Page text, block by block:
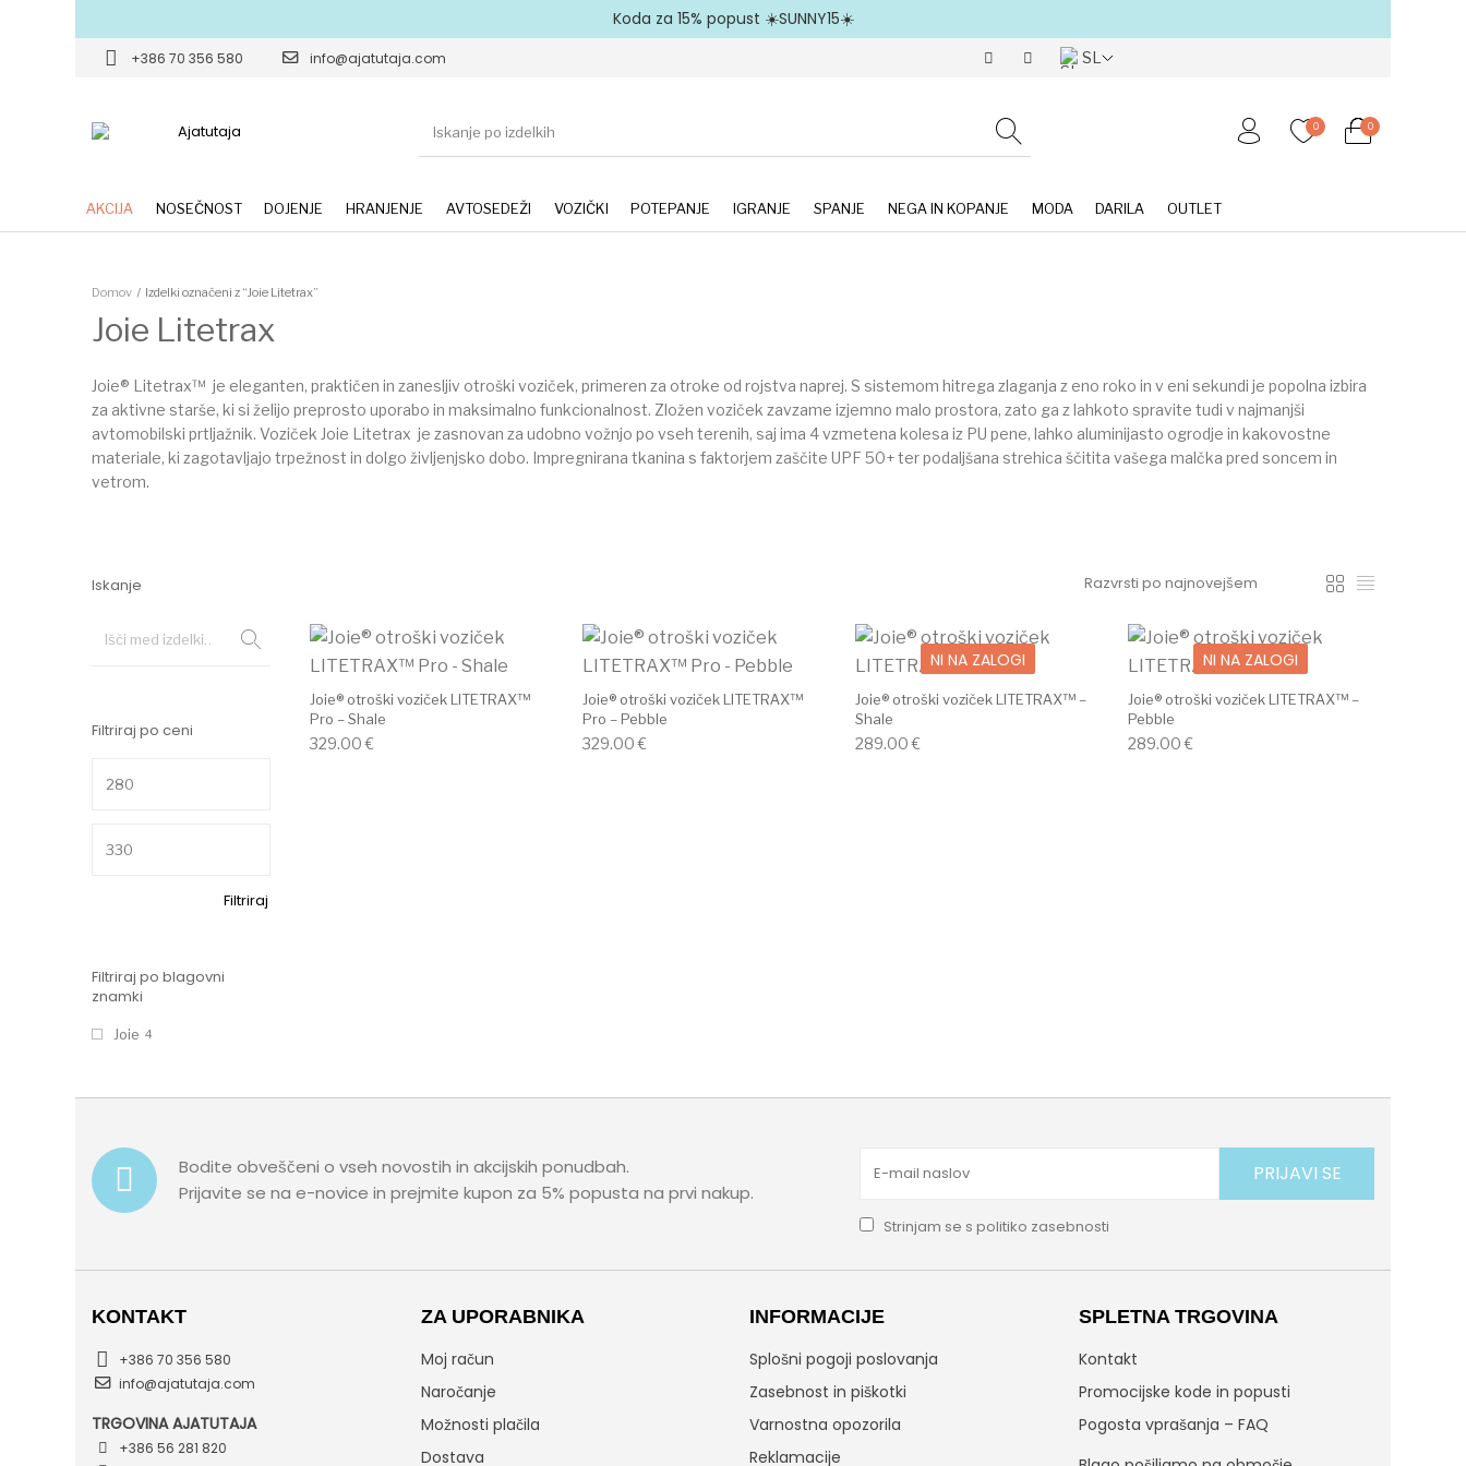
Koda za 15% popust ☀️SUNNY15☀️
+386 70 356 580 info@ajatutaja.com SL
0 0
AKCIJA NOSEČNOST DOJENJE HRANJENJE AVTOSEDEŽI VOZIČKI POTEPANJE IGRANJE SPANJE NEGA IN KOPANJE MODA DARILA OUTLET
Domov / Izdelki označeni z “Joie Litetrax”
Joie Litetrax
Joie® Litetrax™ je eleganten, praktičen in zanesljiv otroški voziček, primeren za otroke od rojstva naprej. S sistemom hitrega zlaganja z eno roko in v eni sekundi je popolna izbira
za aktivne starše, ki si želijo preprosto uporabo in maksimalno funkcionalnost. Zložen voziček zavzame izjemno malo prostora, zato ga z lahkoto spravite tudi v najmanjši
avtomobilski prtljažnik. Voziček Joie Litetrax je zasnovan za udobno vožnjo po vseh terenih, saj ima 4 vzmetena kolesa iz PU pene, lahko aluminijasto ogrodje in kakovostne
materiale, ki zagotavljajo trpežnost in dolgo življenjsko dobo. Impregnirana tkanina s faktorjem zaščite UPF 50+ ter podaljšana strehica ščitita vašega malčka pred soncem in
vetrom.
Iskanje
Filtriraj po ceni
Filtriraj
Filtriraj po blagovni
znamki
Joie 4
Joie® otroški voziček LITETRAX™
Pro – Shale
329.00€
Joie® otroški voziček LITETRAX™
Pro – Pebble
329.00€
NI NA ZALOGI
Joie® otroški voziček LITETRAX™ –
Shale
289.00€
NI NA ZALOGI
Joie® otroški voziček LITETRAX™ –
Pebble
289.00€
Bodite obveščeni o vseh novostih in akcijskih ponudbah.
Prijavite se na e-novice in prejmite kupon za 5% popusta na prvi nakup.
PRIJAVI SE
Strinjam se s politiko zasebnosti
KONTAKT
+386 70 356 580
info@ajatutaja.com
TRGOVINA AJATUTAJA
+386 56 281 820
ZA UPORABNIKA
Moj račun
Naročanje
Možnosti plačila
Dostava
INFORMACIJE
Splošni pogoji poslovanja
Zasebnost in piškotki
Varnostna opozorila
Reklamacije
SPLETNA TRGOVINA
Kontakt
Promocijske kode in popusti
Pogosta vprašanja – FAQ